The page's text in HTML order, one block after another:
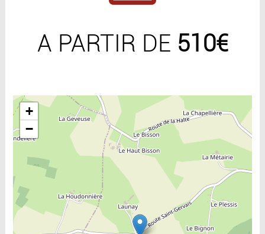
A PARTIR DE 510€
Include la carte
+
−